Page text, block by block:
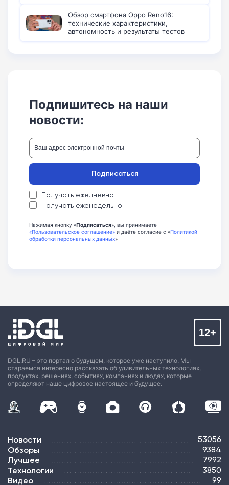
Обзор смартфона Oppo Reno16:
технические характеристики,
автономность и результаты тестов
Подпишитесь на наши
новости:
Получать ежедневно
Получать еженедельно
Подписаться
Нажимая кнопку «Подписаться», вы принимаете
«Пользовательское соглашение» и даёте согласие с «Политикой
обработки персональных данных»
DGL.RU – это портал о будущем, которое уже наступило. Мы
стараемся интересно рассказать об удивительных технологиях,
продуктах, решениях, событиях, компаниях и людях, которые
определяют наше цифровое настоящее и будущее.
12+
Новости 53056
Обзоры 9384
Лучшее 7992
Технологии 3850
Видео 99